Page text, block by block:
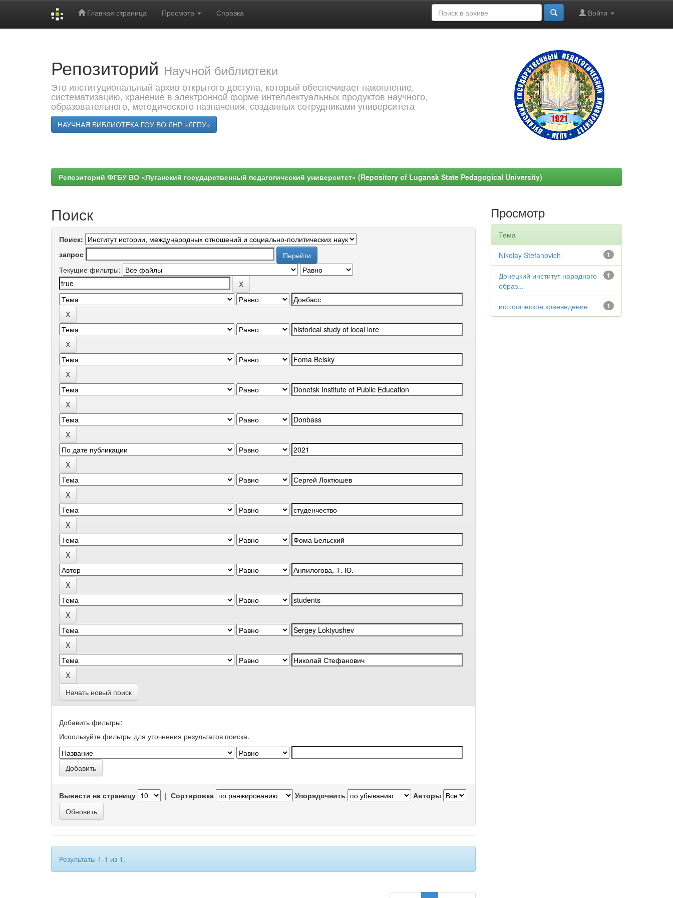
Главная страница Просмотр Справка Войти
Репозиторий Научной библиотеки
Это институциональный архив открытого доступа, который обеспечивает накопление,
систематизацию, хранение в электронной форме интеллектуальных продуктов научного,
образовательного, методического назначения, созданных сотрудниками университета
НАУЧНАЯ БИБЛИОТЕКА ГОУ ВО ЛНР «ЛГПУ»
Репозиторий ФГБУ ВО «Луганский государственный педагогический университет» (Repository of Lugansk State Pedagogical University)
Поиск
Поиск:
запрос
Текущие фильтры:
Начать новый поиск
Добавить фильтры:
Используйте фильтры для уточнения результатов поиска.
Вывести на страницу | Сортировка Упорядочнить Авторы
Результаты 1-1 из 1.
Просмотр
Тема
1
Nikolay Stefanovich
1
Донецкий институт народного
образ...
1
историческое краеведение